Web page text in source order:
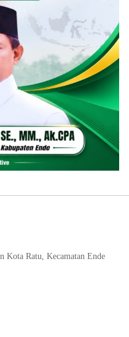
Kota Ratu, Kecamatan Ende